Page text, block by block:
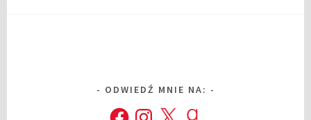
ODWIEDŹ MNIE NA:
FacebookInstagram
X Goodreads